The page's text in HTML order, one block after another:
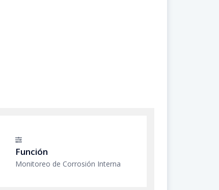
Función
Monitoreo de Corrosión Interna